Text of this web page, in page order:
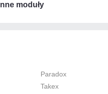
Inne moduły
Paradox
Takex